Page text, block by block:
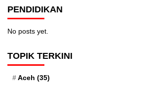
PENDIDIKAN
No posts yet.
TOPIK TERKINI
Aceh (35)